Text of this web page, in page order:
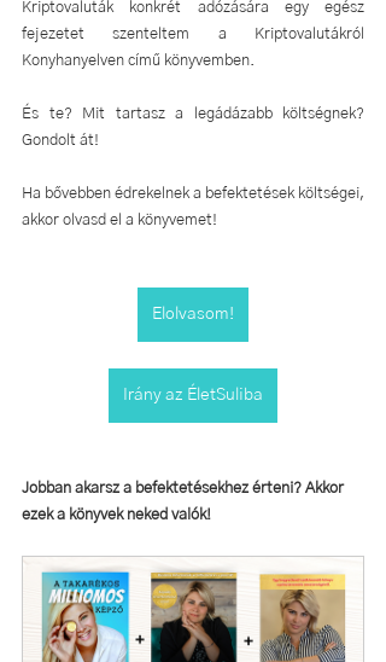
Kriptovaluták konkrét adózására egy egész
fejezetet szenteltem a Kriptovalutákról
Konyhanyelven című könyvemben.
És te? Mit tartasz a legádázabb költségnek?
Gondolt át!
Ha bővebben édrekelnek a befektetések költségei,
akkor olvasd el a könyvemet!
Elolvasom!
Irány az ÉletSuliba
Jobban akarsz a befektetésekhez érteni? Akkor
ezek a könyvek neked valók!